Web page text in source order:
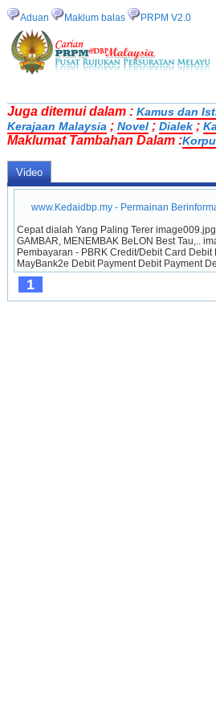
Aduan Maklum balas PRPM V2.0
Juga ditemui dalam : Kamus dan
Kerajaan Malaysia ; Novel ; Dialek ;
Maklumat Tambahan Dalam :
Video
www.Kedaidbp.my - Permainan
Cepat dialah Yang Paling Terer
GAMBAR, MENEMBAK BeLON Best Tau,..
Pembayaran - PBRK Credit/Debit Card
MayBank2e Debit Payment Debit Payment
1